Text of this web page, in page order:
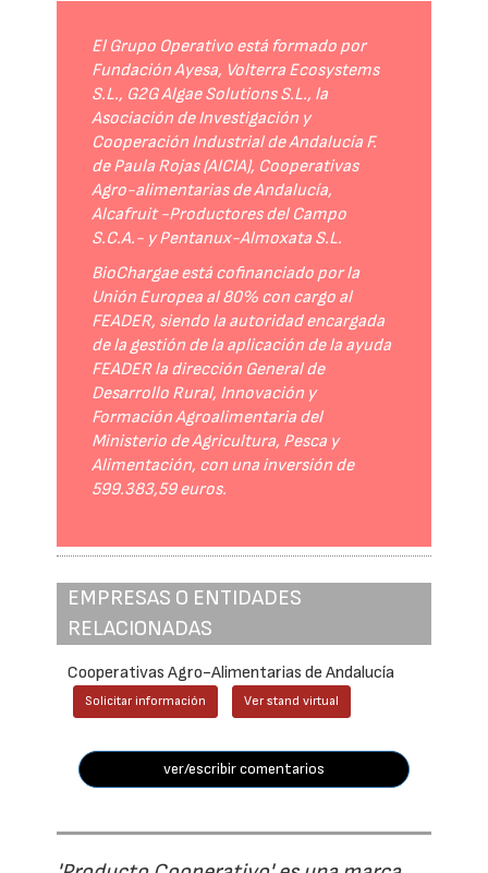
El Grupo Operativo está formado por
Fundación Ayesa, Volterra Ecosystems
S.L., G2G Algae Solutions S.L., la
Asociación de Investigación y
Cooperación Industrial de Andalucía F.
de Paula Rojas (AICIA), Cooperativas
Agro-alimentarias de Andalucía,
Alcafruit -Productores del Campo
S.C.A.- y Pentanux-Almoxata S.L.
BioChargae está cofinanciado por la
Unión Europea al 80% con cargo al
FEADER, siendo la autoridad encargada
de la gestión de la aplicación de la ayuda
FEADER la dirección General de
Desarrollo Rural, Innovación y
Formación Agroalimentaria del
Ministerio de Agricultura, Pesca y
Alimentación, con una inversión de
599.383,59 euros.
EMPRESAS O ENTIDADES
RELACIONADAS
Cooperativas Agro-Alimentarias de Andalucía
Solicitar información Ver stand virtual
ver/escribir comentarios